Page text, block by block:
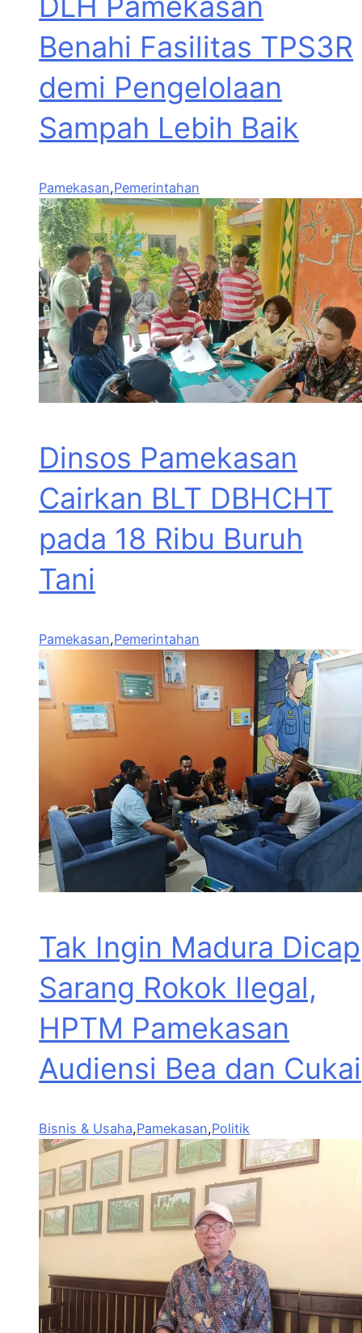
Benahi Fasilitas TPS3R
demi Pengelolaan
Sampah Lebih Baik
Pamekasan,Pemerintahan
Dinsos Pamekasan
Cairkan BLT DBHCHT
pada 18 Ribu Buruh
Tani
Pamekasan,Pemerintahan
Tak Ingin Madura Dicap
Sarang Rokok Ilegal,
HPTM Pamekasan
Audiensi Bea dan Cukai
Bisnis & Usaha,Pamekasan,Politik